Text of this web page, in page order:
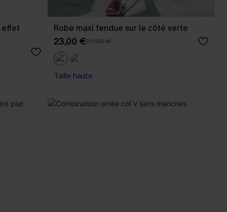
effet
Robe maxi fendue sur le côté verte
23,00 €27,00 €
Taille haute